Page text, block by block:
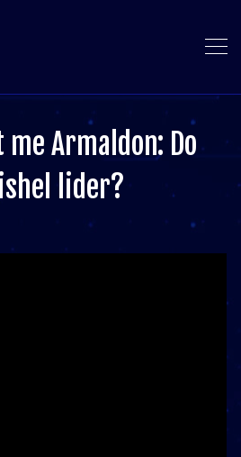
me Armaldon: Do
lider?